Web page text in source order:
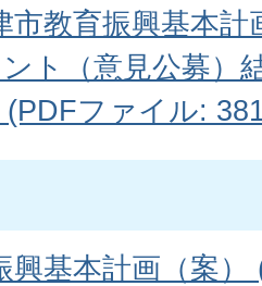
市教育振興基本
ト（意見公募）
(PDFファイル:
興基本計画（案